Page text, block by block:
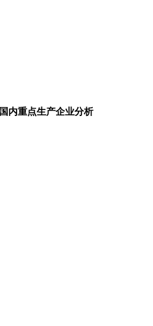
国内重点生产企业分析